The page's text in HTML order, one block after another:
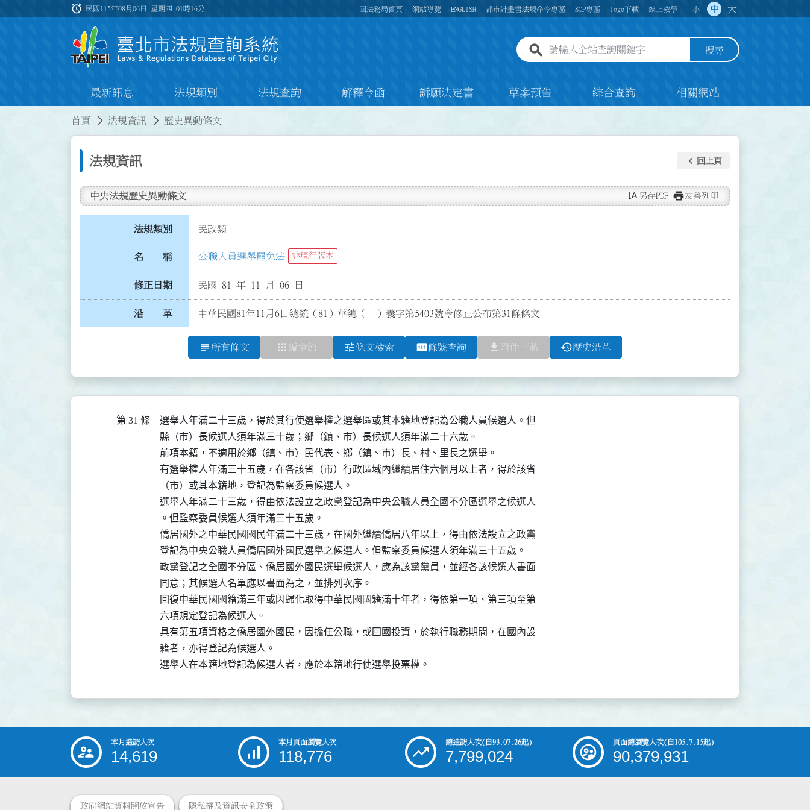
:::
alarm 民國115年08月06日 星期四01時16分 回法務局首頁 網站導覽 ENGLISH 都市計畫書法規命令專區 SOP專區 logo下載 線上教學 小 中 大
全站查詢關鍵字欄位 搜尋
最新訊息 法規類別 法規查詢 解釋令函 訴願決定書 草案預告 綜合查詢 相關網站
首頁 法規資訊 歷史異動條文
法規資訊 keyboard_arrow_left 回上頁
中央法規歷史異動條文 text_rotate_vertical 另存PDF print友善列印
法規類別 民政類
名 稱 公職人員選舉罷免法 非現行版本
修正日期 民國 81 年 11 月 06 日
沿 革 中華民國81年11月6日總統（81）華總（一）義字第5403號令修正公布第31條條文
subject 所有條文 apps 編章節 tune條文檢索 pin條號查詢 file_download 附件下載 history歷史沿革
第 31 條
選舉人年滿二十三歲，得於其行使選舉權之選舉區或其本籍地登記為公職人員候選人。但
縣（市）長候選人須年滿三十歲；鄉（鎮、市）長候選人須年滿二十六歲。
前項本籍，不適用於鄉（鎮、市）民代表、鄉（鎮、市）長、村、里長之選舉。
有選舉權人年滿三十五歲，在各該省（市）行政區域內繼續居住六個月以上者，得於該省
（市）或其本籍地，登記為監察委員候選人。
選舉人年滿二十三歲，得由依法設立之政黨登記為中央公職人員全國不分區選舉之候選人
。但監察委員候選人須年滿三十五歲。
僑居國外之中華民國國民年滿二十三歲，在國外繼續僑居八年以上，得由依法設立之政黨
登記為中央公職人員僑居國外國民選舉之候選人。但監察委員候選人須年滿三十五歲。
政黨登記之全國不分區、僑居國外國民選舉候選人，應為該黨黨員，並經各該候選人書面
同意；其候選人名單應以書面為之，並排列次序。
回復中華民國國籍滿三年或因歸化取得中華民國國籍滿十年者，得依第一項、第三項至第
六項規定登記為候選人。
具有第五項資格之僑居國外國民，因擔任公職，或回國投資，於執行職務期間，在國內設
籍者，亦得登記為候選人。
::: 本月造訪人次
14,619
本月頁面瀏覽人次
118,776
總造訪人次(自93.07.26起)
7,799,024
頁面總瀏覽人次(自105.7.15起)
90,379,931
政府網站資料開放宣告 隱私權及資訊安全政策